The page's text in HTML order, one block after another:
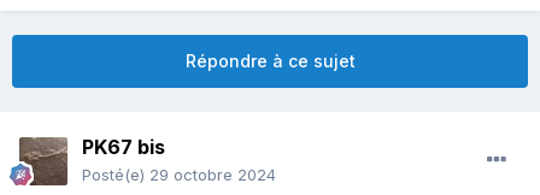
Répondre à ce sujet
PK67 bis
Posté(e) 29 octobre 2024